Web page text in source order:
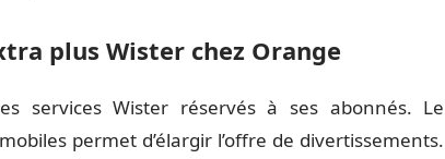
plus Wister chez Orange
services Wister réservés à ses abonnés. Le
permet d’élargir l’offre de divertissements.